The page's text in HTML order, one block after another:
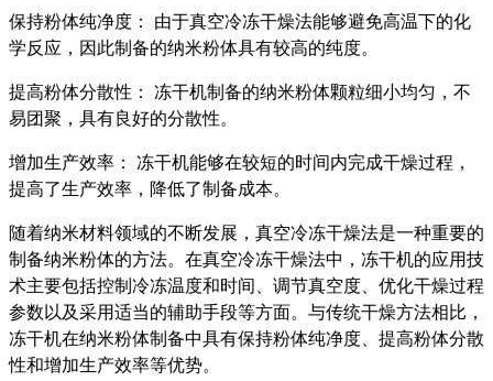
保持粉体纯净度：
由于真空冷冻干燥法能够避免高温下的化
学反应，因此制备的纳米粉体具有较高的纯度。
提高粉体分散性：
冻干机制备的纳米粉体颗粒细小均匀，不
易团聚，具有良好的分散性。
增加生产效率：
冻干机能够在较短的时间内完成干燥过程，
提高了生产效率，降低了制备成本。
随着纳米材料领域的不断发展，真空冷冻干燥法是一种重要的
制备纳米粉体的方法。在真空冷冻干燥法中，冻干机的应用技
术主要包括控制冷冻温度和时间、调节真空度、优化干燥过程
参数以及采用适当的辅助手段等方面。与传统干燥方法相比，
冻干机在纳米粉体制备中具有保持粉体纯净度、提高粉体分散
性和增加生产效率等优势。